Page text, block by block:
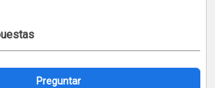
Preguntar